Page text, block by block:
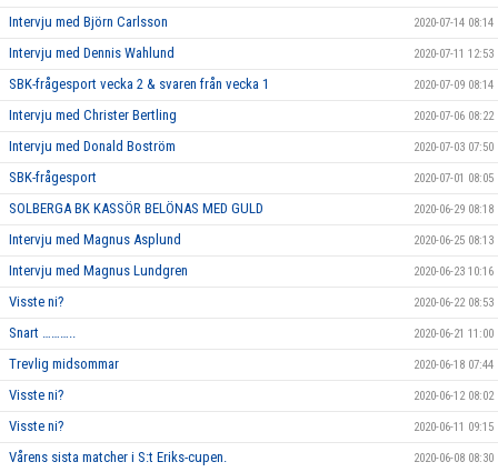
Intervju med Björn Carlsson 2020-07-14 08:14
Intervju med Dennis Wahlund 2020-07-11 12:53
SBK-frågesport vecka 2 & svaren från vecka 1 2020-07-09 08:14
Intervju med Christer Bertling 2020-07-06 08:22
Intervju med Donald Boström 2020-07-03 07:50
SBK-frågesport 2020-07-01 08:05
SOLBERGA BK KASSÖR BELÖNAS MED GULD 2020-06-29 08:18
Intervju med Magnus Asplund 2020-06-25 08:13
Intervju med Magnus Lundgren 2020-06-23 10:16
Visste ni? 2020-06-22 08:53
Snart ……….. 2020-06-21 11:00
Trevlig midsommar 2020-06-18 07:44
Visste ni? 2020-06-12 08:02
Visste ni? 2020-06-11 09:15
Vårens sista matcher i S:t Eriks-cupen. 2020-06-08 08:30